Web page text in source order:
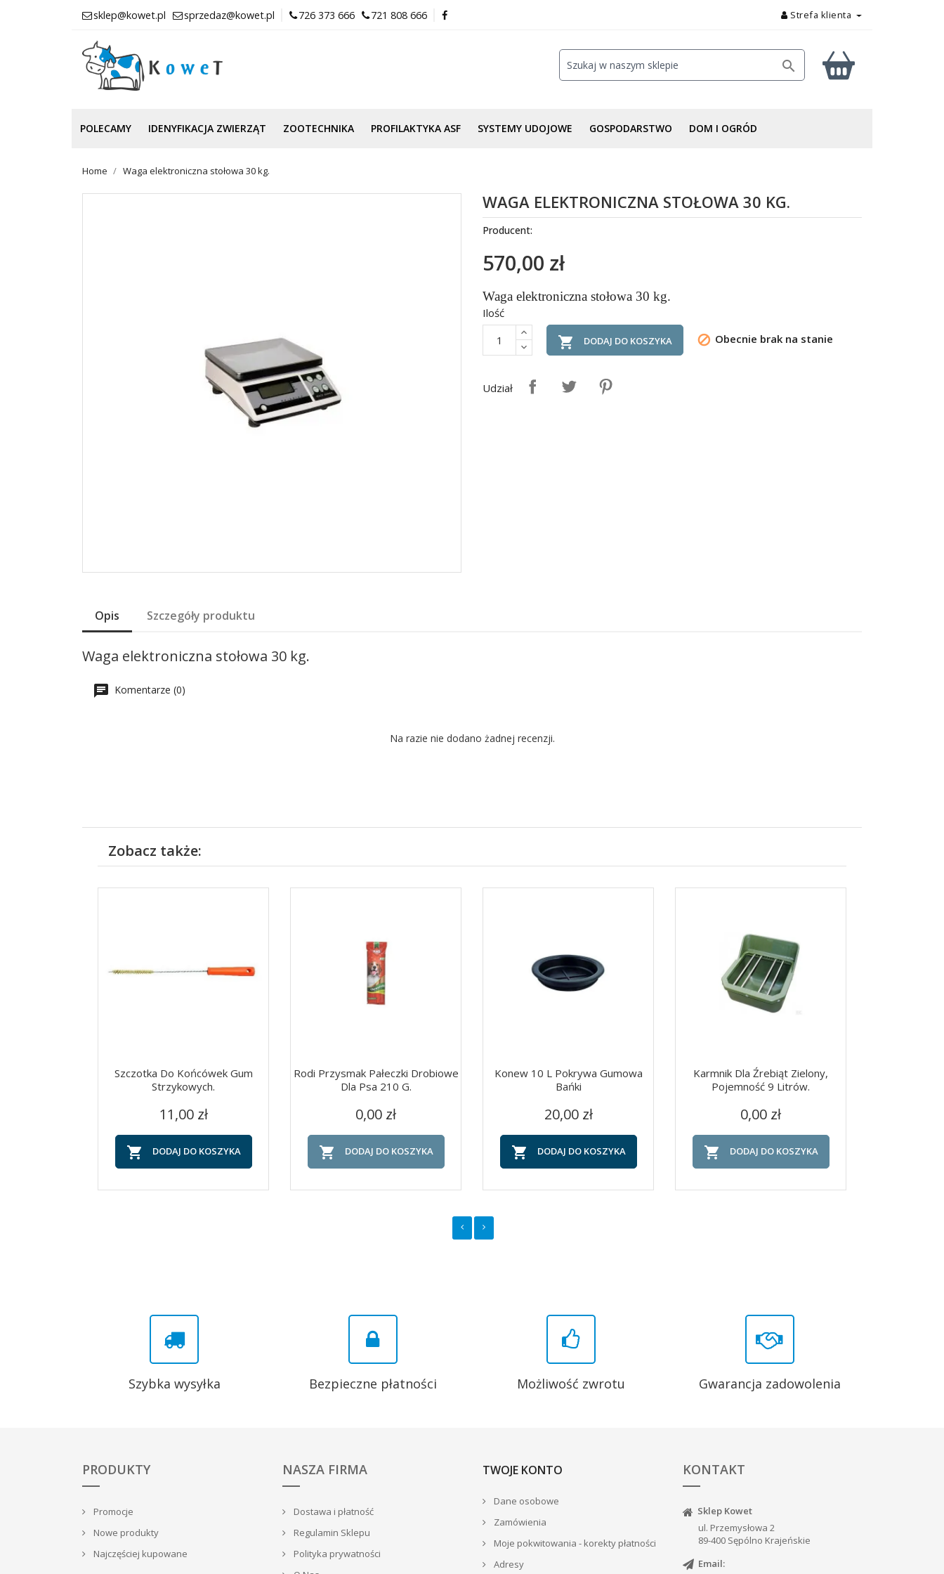
sklep@kowet.pl sprzedaz@kowet.pl 726 373 666 721 808 666 Strefa klienta

POLECAMY IDENYFIKACJA ZWIERZĄT ZOOTECHNIKA PROFILAKTYKA ASF SYSTEMY UDOJOWE GOSPODARSTWO DOM I OGRÓD
Home Waga elektroniczna stołowa 30 kg.
WAGA ELEKTRONICZNA STOŁOWA 30 KG.
Producent:
570,00 zł
Waga elektroniczna stołowa 30 kg.
Ilość
 DODAJ DO KOSZYKA  Obecnie brak na stanie
Udział
Opis Szczegóły produktu
Waga elektroniczna stołowa 30 kg.
Komentarze (0)
Na razie nie dodano żadnej recenzji.
Zobacz także:
Szybki podgląd
Szczotka Do Końcówek Gum
Strzykowych.
Cena
11,00 zł
 DODAJ DO KOSZYKA
Szybki podgląd
Rodi Przysmak Pałeczki Drobiowe
Dla Psa 210 G.
Cena
0,00 zł
 DODAJ DO KOSZYKA
Szybki podgląd
Konew 10 L Pokrywa Gumowa
Bańki
Cena
20,00 zł
 DODAJ DO KOSZYKA
Szybki podgląd
Karmnik Dla Źrebiąt Zielony,
Pojemność 9 Litrów.
Cena
0,00 zł
 DODAJ DO KOSZYKA
Szybka wysyłka Bezpieczne płatności Możliwość zwrotu Gwarancja zadowolenia
PRODUKTY
Promocje
Nowe produkty
Najczęściej kupowane
NASZA FIRMA
Dostawa i płatność
Regulamin Sklepu
Polityka prywatności
TWOJE KONTO
Dane osobowe
Zamówienia
Moje pokwitowania - korekty płatności
Adresy
KONTAKT
Sklep Kowet
ul. Przemysłowa 2
89-400 Sępólno Krajeńskie
Email: